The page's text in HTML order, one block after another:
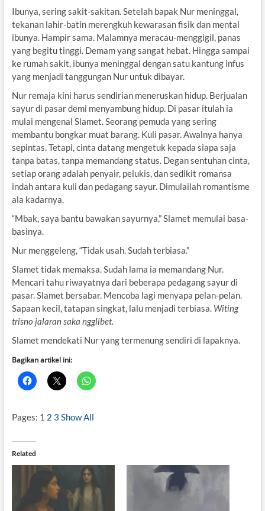
Ibunya, sering sakit-sakitan. Setelah bapak Nur meninggal,
tekanan lahir-batin merengkuh kewarasan fisik dan mental
ibunya. Hampir sama. Malamnya meracau-menggigil, panas
yang begitu tinggi. Demam yang sangat hebat. Hingga sampai
ke rumah sakit, ibunya meninggal dengan satu kantung infus
yang menjadi tanggungan Nur untuk dibayar.
Nur remaja kini harus sendirian meneruskan hidup. Berjualan
sayur di pasar demi menyambung hidup. Di pasar itulah ia
mulai mengenal Slamet. Seorang pemuda yang sering
membantu bongkar muat barang. Kuli pasar. Awalnya hanya
sepintas. Tetapi, cinta datang mengetuk kepada siapa saja
tanpa batas, tanpa memandang status. Degan sentuhan cinta,
setiap orang adalah penyair, pelukis, dan sedikit romansa
indah antara kuli dan pedagang sayur. Dimulailah romantisme
ala kadarnya.
“Mbak, saya bantu bawakan sayurnya,” Slamet memulai basa-
basinya.
Nur menggeleng, “Tidak usah. Sudah terbiasa.”
Slamet tidak memaksa. Sudah lama ia memandang Nur.
Mencari tahu riwayatnya dari beberapa pedagang sayur di
pasar. Slamet bersabar. Mencoba lagi menyapa pelan-pelan.
Sapaan kecil, tatapan singkat, lalu menjadi terbiasa. Witing
trisno jalaran saka ngglibet.
Slamet mendekati Nur yang termenung sendiri di lapaknya.
Bagikan artikel ini:
Pages: 1 2 3 Show All
Related